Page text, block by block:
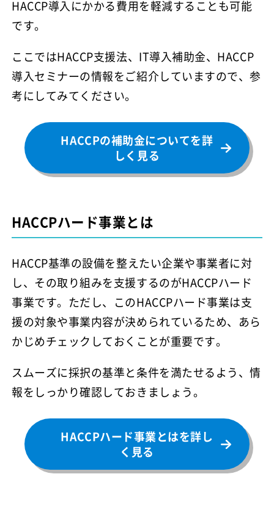
HACCP導入にかかる費用を軽減することも可能
です。
ここではHACCP支援法、IT導入補助金、HACCP
導入セミナーの情報をご紹介していますので、参
考にしてみてください。
HACCPの補助金についてを詳
しく見る
HACCPハード事業とは
HACCP基準の設備を整えたい企業や事業者に対
し、その取り組みを支援するのがHACCPハード
事業です。ただし、このHACCPハード事業は支
援の対象や事業内容が決められているため、あら
かじめチェックしておくことが重要です。
スムーズに採択の基準と条件を満たせるよう、情
報をしっかり確認しておきましょう。
HACCPハード事業とはを詳し
く見る